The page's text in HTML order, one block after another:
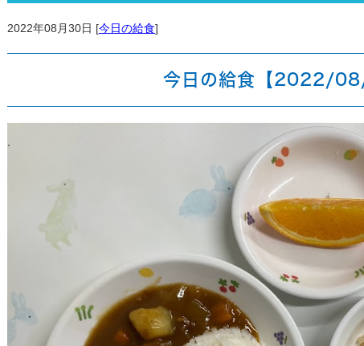
2022年08月30日 [今日の給食]
今日の給食【2022/